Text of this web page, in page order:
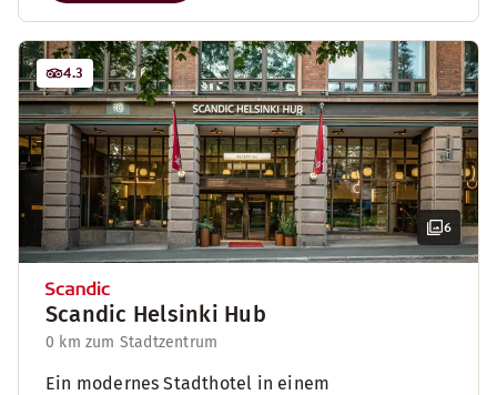
6
4.3
Scandic Helsinki Hub
0 km zum Stadtzentrum
Ein modernes Stadthotel in einem